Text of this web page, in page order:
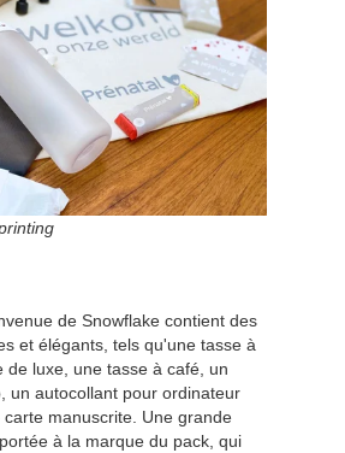
de Snowflake contient des
et élégants, tels qu'une tasse à
de luxe, une tasse à café, un
un autocollant pour ordinateur
manuscrite. Une grande
à la marque du pack, qui